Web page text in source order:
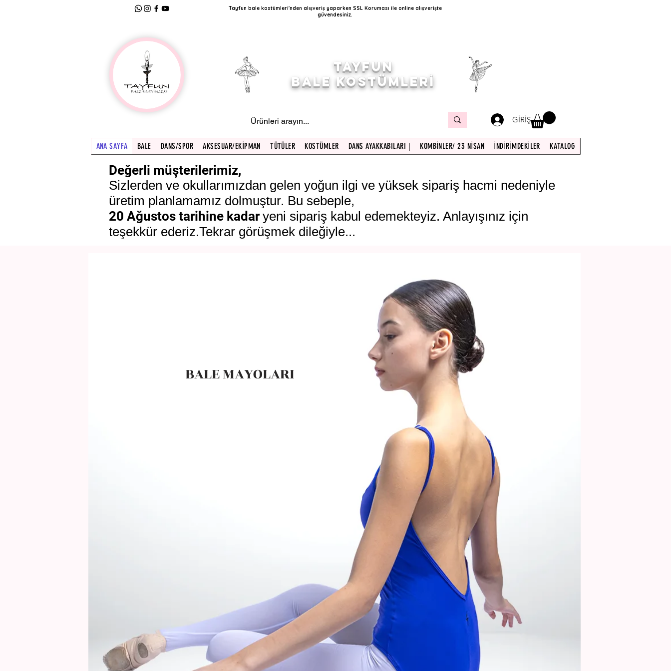
Tayfun bale kostümleri'nden alışveriş yaparken SSL Koruması ile online alışverişte
güvendesiniz.
TAYFUN
BALE KOSTÜMLERİ
GİRİŞ
ANA SAYFA BALE DANS/SPOR AKSESUAR/EKİPMAN TÜTÜLER KOSTÜMLER DANS AYAKKABILARI | KOMBİNLER/ 23 NİSAN İNDİRİMDEKİLER KATALOG
Değerli müşterilerimiz,
Sizlerden ve okullarımızdan gelen yoğun ilgi ve yüksek sipariş hacmi nedeniyle
üretim planlamamız dolmuştur. Bu sebeple,
20 Ağustos tarihine kadaryeni sipariş kabul edemekteyiz. Anlayışınız için
teşekkür ederiz.Tekrar görüşmek dileğiyle...
BALE MAYOLARI